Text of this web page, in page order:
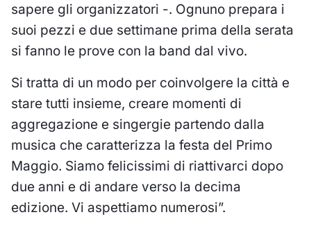
sapere gli organizzatori -. Ognuno prepara i
suoi pezzi e due settimane prima della serata
si fanno le prove con la band dal vivo.
Si tratta di un modo per coinvolgere la città e
stare tutti insieme, creare momenti di
aggregazione e singergie partendo dalla
musica che caratterizza la festa del Primo
Maggio. Siamo felicissimi di riattivarci dopo
due anni e di andare verso la decima
edizione. Vi aspettiamo numerosi”.